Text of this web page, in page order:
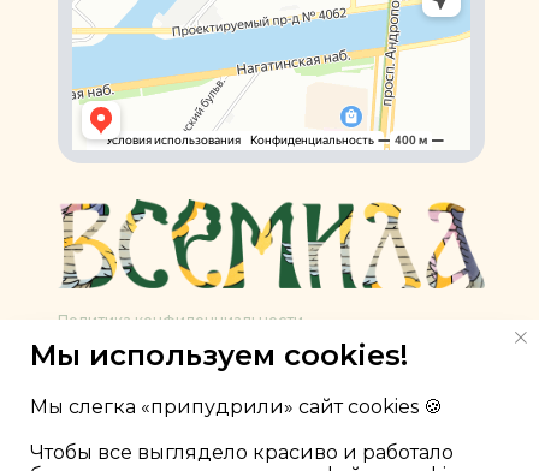
Политика конфиденциальности
Медицинская лицензия
Мы используем cookies!
Мы слегка «припудрили» сайт cookies 🍪
Чтобы все выглядело красиво и работало